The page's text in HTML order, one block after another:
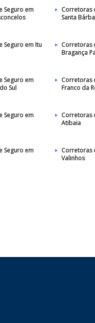
Seguro em
Corretoras
Santa
Seguro em Itu
Corretoras
Bragança
Seguro em
Sul
Corretoras
Franco da
Seguro em
Corretoras
Atibaia
Seguro em
Corretoras
Valinhos